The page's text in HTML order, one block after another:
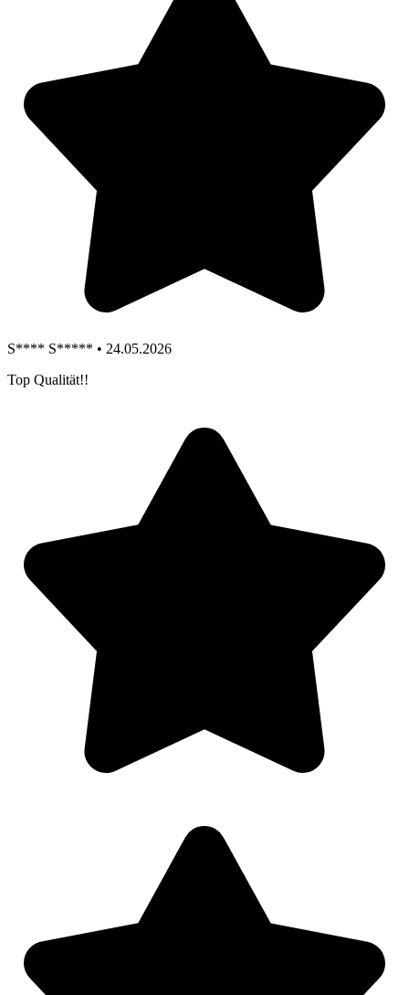
S**** S***** • 24.05.2026
Top Qualität!!